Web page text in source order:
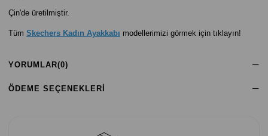
Çin'de üretilmiştir.
Tüm Skechers Kadın Ayakkabı modellerimizi görmek için tıklayın!
YORUMLAR(0)
ÖDEME SEÇENEKLERI